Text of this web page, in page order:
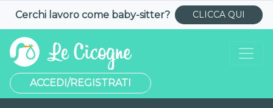
Cerchi lavoro come baby-sitter? CLICCA QUI
ACCEDI/REGISTRATI